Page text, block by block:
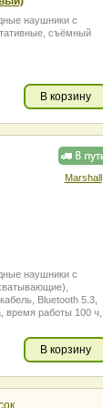
наушники с
съёмный
В корзину
Marshall
наушники с
Bluetooth 5.3,
время работы 100 ч,
В корзину